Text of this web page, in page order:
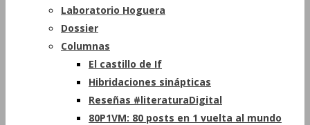
Laboratorio Hoguera
Dossier
Columnas
El castillo de If
Hibridaciones sinápticas
Reseñas #literaturaDigital
80P1VM: 80 posts en 1 vuelta al mundo